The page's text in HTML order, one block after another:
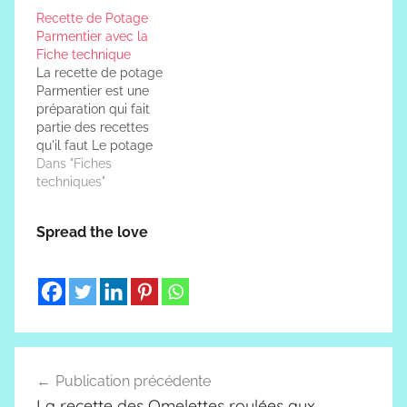
garnitures
aromatiques. Le fond
blanc est ensuite utilisé
pour confectionner un
velouté onctueux lié
avec de la crème et
des…
Recette de Potage
Parmentier avec la
Fiche technique
La recette de potage
Parmentier est une
préparation qui fait
partie des recettes
qu'il faut Le potage
Parmentier est un
potage de pomme de
sert très chaud.
de base potage
Parmentier Pour réussir
Dans "Fiches
techniques"
Spread the love
de
Publication précédente